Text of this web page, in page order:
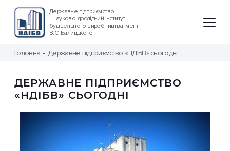
Державне підприємство
“Науково-дослідний інститут
будівельного виробництва імені
В.С. Балицького"
Головна Державне підприємство «НДІБВ» сьогодні
ДЕРЖАВНЕ ПІДПРИЄМСТВО
«НДІБВ» СЬОГОДНІ